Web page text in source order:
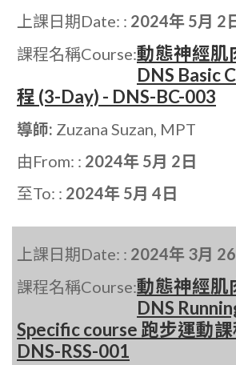
上課日期Date: : 2024年 5月 2
課程名稱Course:動態神經肌
DNS Basic
程 (3-Day) - DNS-BC-003
導師: Zuzana Suzan, MPT
由From: : 2024年 5月 2日
至To: : 2024年 5月 4日
上課日期Date: : 2024年 3月 26
課程名稱Course:動態神經肌
DNS
Specific course 跑步運動
DNS-RSS-001